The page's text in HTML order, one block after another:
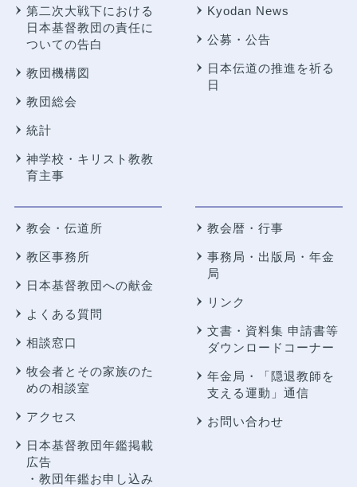
第二次大戦下における
日本基督教団の責任に
ついての告白
教団機構図
教団総会
統計
神学校・キリスト教教
育主事
Kyodan News
公募・公告
日本伝道の推進を祈る
日
教会・伝道所
教区事務所
日本基督教団への献金
よくある質問
相談窓口
牧会者とその家族のた
めの相談室
アクセス
日本基督教団年鑑掲載
広告
・教団年鑑お申し込み
教会暦・行事
事務局・出版局・年金
局
リンク
文書・資料集 申請書等
ダウンロードコーナー
年金局・
「隠退教師を
支える運動」通信
お問い合わせ